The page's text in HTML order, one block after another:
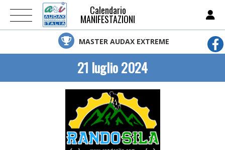
Calendario
MANIFESTAZIONI
MASTER AUDAX EXTREME
21 luglio 2024